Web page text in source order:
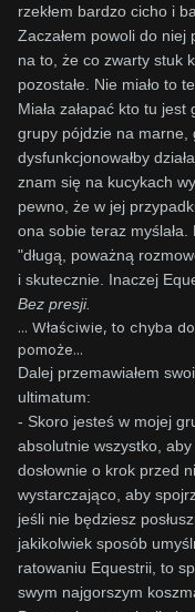
rzekłem bardzo cicho i
Zaczałem powoli do
na to, że co zwarty stuk
pozostałe. Nie miało to
Miała załapać kto tu
grupy pójdzie na marne,
dysfunkcjonowałby
znam się na kucykach
pewno, że w jej
ona sobie teraz
"długą, poważną
i skutecznie. Inaczej
Bez presji.
... Właściwie, to chyba
pomoże...
Dalej przemawiałem
ultimatum:
- Skoro jesteś w mojej
absolutnie wszystko, aby
dosłownie o krok przed
wystarczająco, aby
jeśli nie będziesz
jakikolwiek sposób
ratowaniu Equestrii, to
swym najgorszym